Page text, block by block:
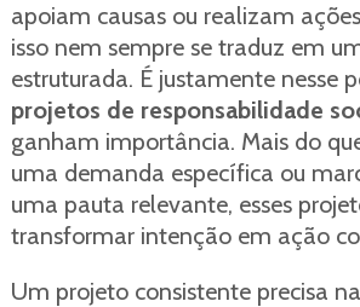
apoiam causas ou realizam
isso nem sempre se traduz em
estruturada. É justamente nesse
projetos de responsabilidade
ganham importância. Mais do
uma demanda específica ou
uma pauta relevante, esses
transformar intenção em ação
Um projeto consistente precisa